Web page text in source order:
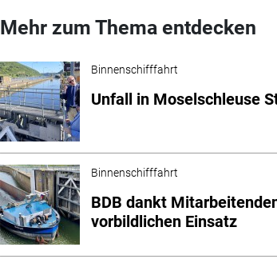
Mehr zum Thema entdecken
Binnenschifffahrt
Unfall in Moselschleuse
Binnenschifffahrt
BDB dankt
vorbildlichen Einsatz